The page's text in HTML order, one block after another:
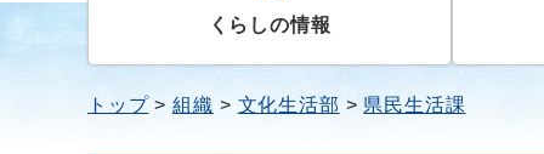
くらしの情報
トップ 組織 文化生活部 県民生活課